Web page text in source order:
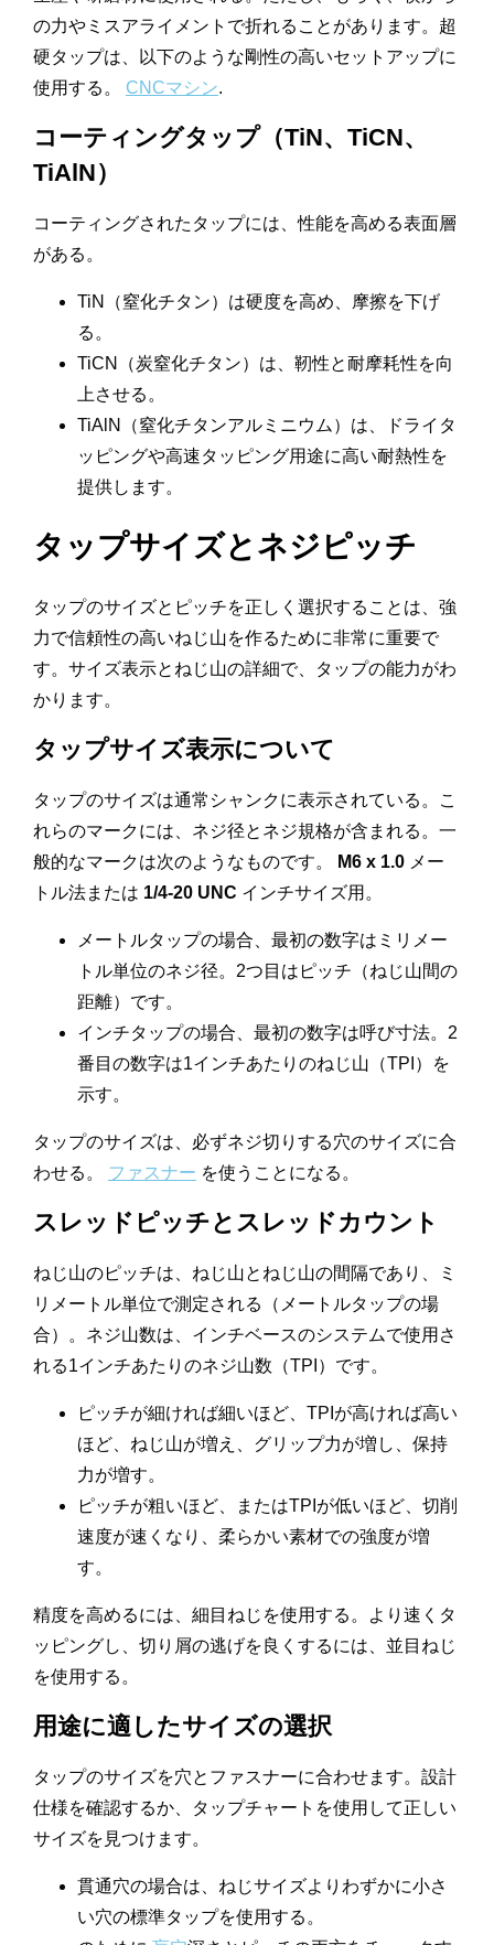
の力やミスアライメントで折れることがあります。超
硬タップは、以下のような剛性の高いセットアップに
使用する。 CNCマシン.
コーティングタップ（TiN、TiCN、
TiAlN）
コーティングされたタップには、性能を高める表面層
がある。
TiN（窒化チタン）は硬度を高め、摩擦を下げ
る。
TiCN（炭窒化チタン）は、靭性と耐摩耗性を向
上させる。
TiAlN（窒化チタンアルミニウム）は、ドライタ
ッピングや高速タッピング用途に高い耐熱性を
提供します。
タップサイズとネジピッチ
タップのサイズとピッチを正しく選択することは、強
力で信頼性の高いねじ山を作るために非常に重要で
す。サイズ表示とねじ山の詳細で、タップの能力がわ
かります。
タップサイズ表示について
タップのサイズは通常シャンクに表示されている。こ
れらのマークには、ネジ径とネジ規格が含まれる。一
般的なマークは次のようなものです。
M6 x 1.0 メー
トル法または 1/4-20 UNC インチサイズ用。
メートルタップの場合、最初の数字はミリメー
トル単位のネジ径。2つ目はピッチ（ねじ山間の
距離）です。
インチタップの場合、最初の数字は呼び寸法。2
番目の数字は1インチあたりのねじ山（TPI）を
示す。
タップのサイズは、必ずネジ切りする穴のサイズに合
わせる。 ファスナー を使うことになる。
スレッドピッチとスレッドカウント
ねじ山のピッチは、ねじ山とねじ山の間隔であり、ミ
リメートル単位で測定される（メートルタップの場
合）。ネジ山数は、インチベースのシステムで使用さ
れる1インチあたりのネジ山数（TPI）です。
ピッチが細ければ細いほど、TPIが高ければ高い
ほど、ねじ山が増え、グリップ力が増し、保持
力が増す。
ピッチが粗いほど、またはTPIが低いほど、切削
速度が速くなり、柔らかい素材での強度が増
す。
精度を高めるには、細目ねじを使用する。より速くタ
ッピングし、切り屑の逃げを良くするには、並目ねじ
を使用する。
用途に適したサイズの選択
タップのサイズを穴とファスナーに合わせます。設計
仕様を確認するか、タップチャートを使用して正しい
サイズを見つけます。
貫通穴の場合は、ねじサイズよりわずかに小さ
い穴の標準タップを使用する。